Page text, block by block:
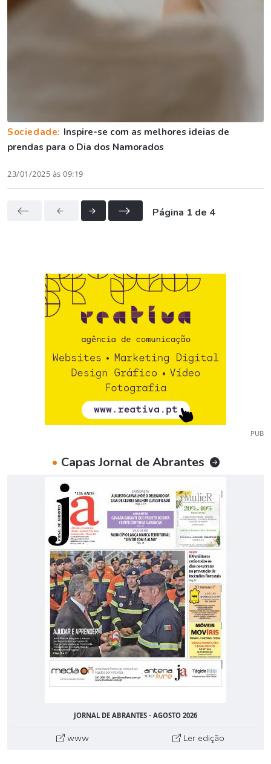
Sociedade: Inspire-se com as melhores ideias de
prendas para o Dia dos Namorados
23/01/2025 às 09:19
Página 1 de 4
PUB
• Capas Jornal de Abrantes
JORNAL DE ABRANTES - AGOSTO 2026
www Ler edição